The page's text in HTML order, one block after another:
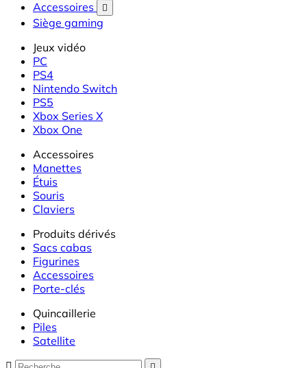
Accessoires 
Siège gaming
Jeux vidéo
PC
PS4
Nintendo Switch
PS5
Xbox Series X
Xbox One
Accessoires
Manettes
Étuis
Souris
Claviers
Produits dérivés
Sacs cabas
Figurines
Accessoires
Porte-clés
Quincaillerie
Piles
Satellite